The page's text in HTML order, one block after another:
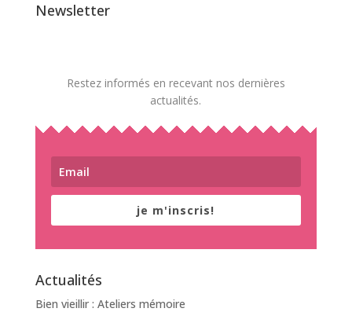
Newsletter
Restez informés en recevant nos dernières
actualités.
je m'inscris!
Actualités
Bien vieillir : Ateliers mémoire